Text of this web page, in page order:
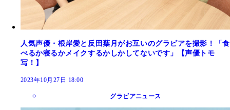
人気声優・根岸愛と反田葉月がお互いのグラビアを撮影！「食
べるか寝るかメイクするかしかしてないです」【声優トモ
写！】
2023年10月27日 18:00
グラビアニュース